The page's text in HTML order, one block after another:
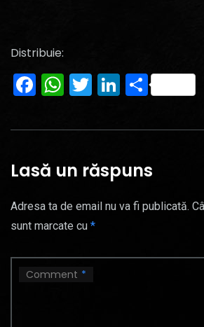
Distribuie:
Facebook
WhatsApp
Twitter
LinkedIn
Lasă un răspuns
Adresa ta de email nu va fi publicată.
sunt marcate cu *
Comment *